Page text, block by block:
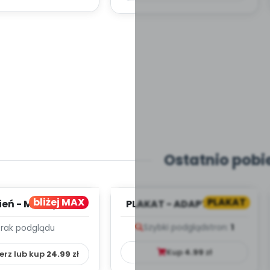
Ostatnio
bliżej MAX
- MIESIĘCZNY
–
podglądu
lub kup 24.99 zł
PLAKAT
PLAKAT - ADAPTACJA -
Szybki podglądstron: 1
Kup4.99zł